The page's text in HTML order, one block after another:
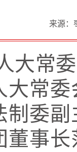
来源：
大常
大常
制委
董事